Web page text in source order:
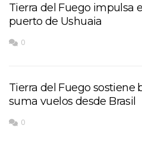
Tierra del Fuego impulsa
puerto de Ushuaia
0
Tierra del Fuego sostiene
suma vuelos desde Brasil
0